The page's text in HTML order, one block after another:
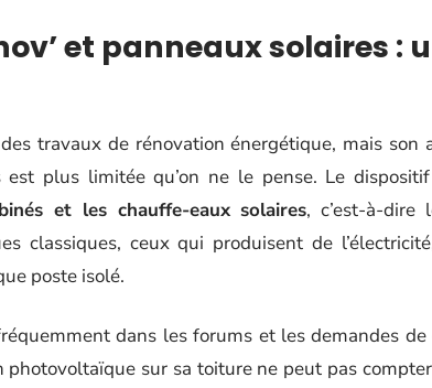
et panneaux solaires :
travaux de rénovation énergétique, mais
est plus limitée qu’on ne le pense. Le
et les chauffe-eaux solaires, c’est-à-dire
classiques, ceux qui produisent de
poste isolé.
dans les forums et les demandes
sur sa toiture ne peut pas